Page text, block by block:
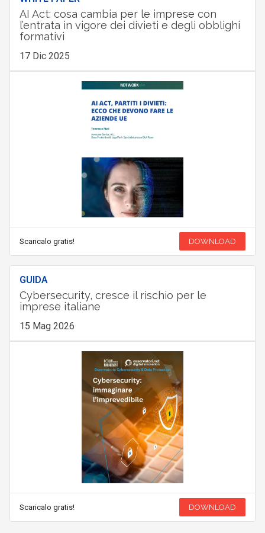
AI Act: cosa cambia per le imprese con
l’entrata in vigore dei divieti e degli obblighi
formativi
17 Dic 2025
Scaricalo gratis! DOWNLOAD
GUIDA
Cybersecurity, cresce il rischio per le
imprese italiane
15 Mag 2026
Scaricalo gratis! DOWNLOAD